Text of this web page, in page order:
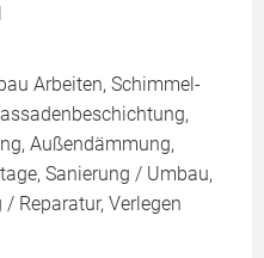
Arbeiten, Schimmel-
Außendämmung,
Sanierung / Umbau,
Reparatur, Verlegen